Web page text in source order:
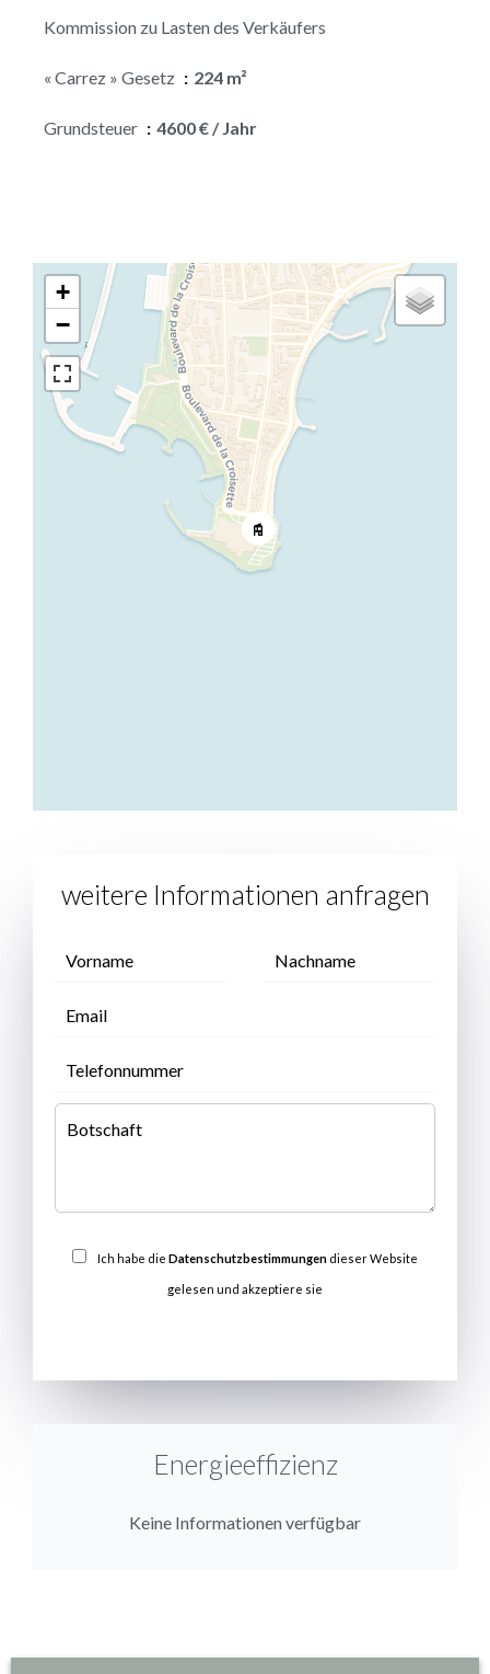
Kommission zu Lasten des Verkäufers
« Carrez » Gesetz 224 m²
Grundsteuer 4600 € / Jahr
+
−
weitere Informationen anfragen
Ich habe die Datenschutzbestimmungen dieser Website
gelesen und akzeptiere sie
Energieeffizienz
Keine Informationen verfügbar